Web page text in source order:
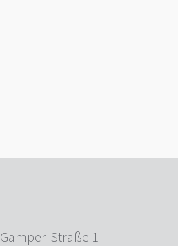
Straße 1